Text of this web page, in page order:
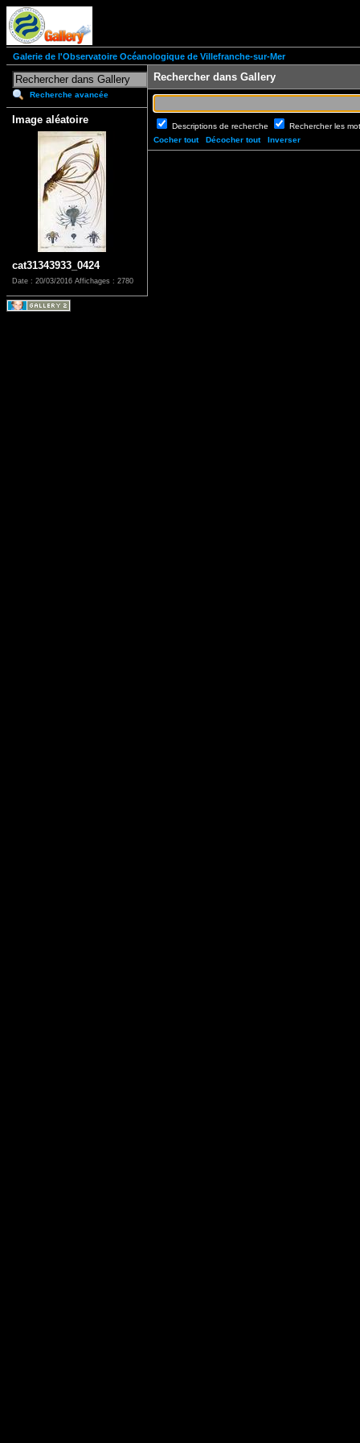
Galerie de l'Observatoire Océanologique de Villefranche-sur-Mer
Recherche avancée
Image aléatoire
cat31343933_0424
Date : 20/03/2016 Affichages : 2780
Rechercher dans Gallery
Descriptions de recherche
Rechercher les
Cocher tout
Décocher tout Inverser